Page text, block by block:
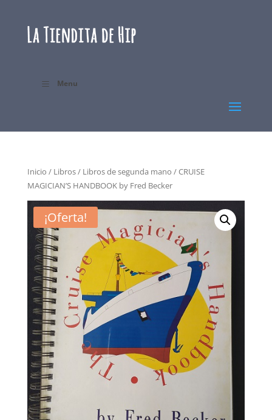
Menu
Inicio / Libros/ Libros de segunda mano / CRUISE
MAGICIAN’S HANDBOOK by Fred Becker
¡Oferta!